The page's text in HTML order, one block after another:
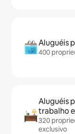
Aluguéis
400
Aluguéis
trabalho
320
exclusivo